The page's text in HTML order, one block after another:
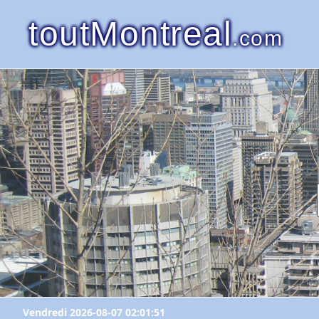
toutMontreal.com
Vendredi 2026-08-07 02:01:51